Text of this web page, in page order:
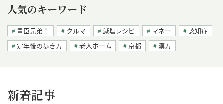
人気のキーワード
豊臣兄弟！ クルマ 減塩レシピ マネー
認知症
定年後の歩き方
老人ホーム 京都 漢方
新着記事